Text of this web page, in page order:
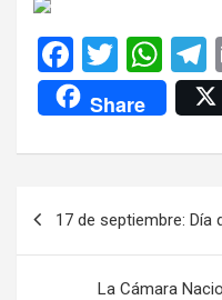
F
a
ce
b
o
k
T
wi
tt
er
W
h
at
s
p
p
Share
entradas
17 de septiembre: Día
La Cámara